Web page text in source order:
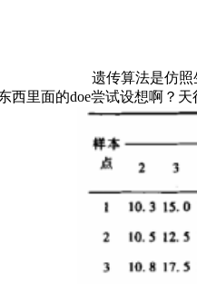
遗传算法是仿
里面的doe尝试设想啊？